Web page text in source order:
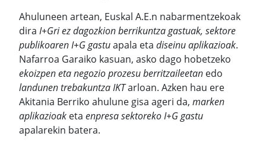
Ahuluneen artean, Euskal A.E.n nabarmentzekoak
dira I+Gri ez dagozkion berrikuntza gastuak, sektore
publikoaren I+G gastuapala eta diseinu aplikazioak.
Nafarroa Garaiko kasuan, asko dago hobetzeko
ekoizpen eta negozio prozesu berritzaileetan edo
landunentrebakuntza IKTarloan. Azken hau ere
Akitania Berriko ahulune gisa ageri da, marken
aplikazioak eta enpresa sektoreko I+G gastu
apalarekin batera.